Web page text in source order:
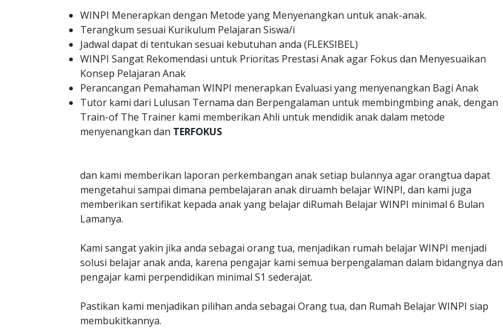
WINPI Menerapkan dengan Metode yang Menyenangkan untuk anak-anak.
Terangkum sesuai Kurikulum Pelajaran Siswa/i
Jadwal dapat di tentukan sesuai kebutuhan anda (FLEKSIBEL)
WINPI Sangat Rekomendasi untuk Prioritas Prestasi Anak agar Fokus dan Menyesuaikan
Konsep Pelajaran Anak
Perancangan Pemahaman WINPI menerapkan Evaluasi yang menyenangkan Bagi Anak
Tutor kami dari Lulusan Ternama dan Berpengalaman untuk membingmbing anak, dengan
Train-of The Trainer kami memberikan Ahli untuk mendidik anak dalam metode
menyenangkan dan TERFOKUS
dan kami memberikan laporan perkembangan anak setiap bulannya agar orangtua dapat
mengetahui sampai dimana pembelajaran anak diruamh belajar WINPI, dan kami juga
memberikan sertifikat kepada anak yang belajar diRumah Belajar WINPI minimal 6 Bulan
Lamanya.
Kami sangat yakin jika anda sebagai orang tua, menjadikan rumah belajar WINPI menjadi
solusi belajar anak anda, karena pengajar kami semua berpengalaman dalam bidangnya dan
pengajar kami perpendidikan minimal S1 sederajat.
Pastikan kami menjadikan pilihan anda sebagai Orang tua, dan Rumah Belajar WINPI siap
membukitkannya.